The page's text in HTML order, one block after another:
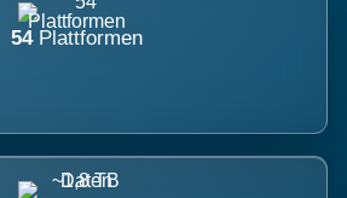
54 Plattformen